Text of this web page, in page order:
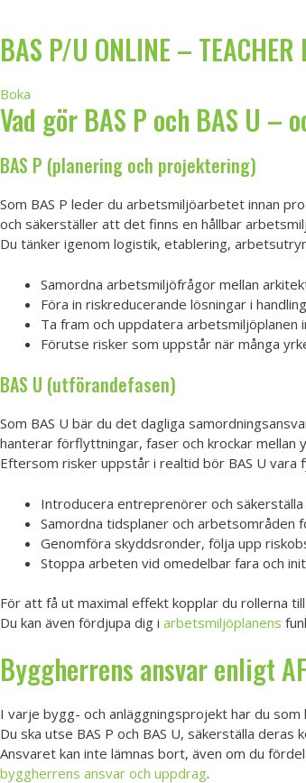
BAS P/U ONLINE –
Boka
Vad gör BAS P och BAS U
BAS P (planering och projektering)
Som BAS P leder du arbetsmiljöarbetet innan
och säkerställer att det finns en hållbar
Du tänker igenom logistik, etablering,
Samordna arbetsmiljöfrågor mellan
Föra in riskreducerande lösningar i
Ta fram och uppdatera arbetsmiljöplanen
Förutse risker som uppstår när många
BAS U (utförandefasen)
Som BAS U bär du det dagliga
hanterar förflyttningar, faser och krockar mellan
Eftersom risker uppstår i realtid bör BAS U
Introducera entreprenörer och
Samordna tidsplaner och arbetsområden
Genomföra skyddsronder, följa upp
Stoppa arbeten vid omedelbar fara och
För att få ut maximal effekt kopplar du rollerna
Du kan även fördjupa dig i arbetsmiljöplanens
Byggherrens ansvar enligt
I varje bygg- och anläggningsprojekt har du
Du ska utse BAS P och BAS U, säkerställa
Ansvaret kan inte lämnas bort, även om du
byggherrens ansvar och uppdrag.